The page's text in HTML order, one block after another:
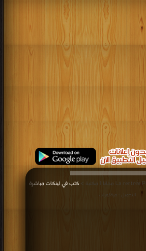
كتب في لينكات مباشرة
التحميل : مرة/مرات